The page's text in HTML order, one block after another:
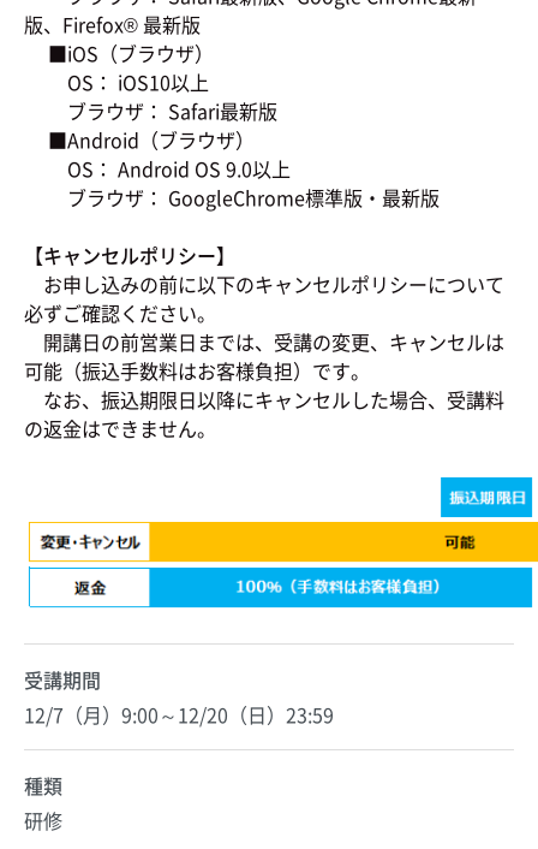
版、Firefox® 最新版
■iOS（ブラウザ）
OS： iOS10以上
ブラウザ： Safari最新版
■Android（ブラウザ）
OS： Android OS 9.0以上
ブラウザ： GoogleChrome標準版・最新版
【キャンセルポリシー】
お申し込みの前に以下のキャンセルポリシーについて
必ずご確認ください。
開講日の前営業日までは、受講の変更、キャンセルは
可能（振込手数料はお客様負担）です。
なお、振込期限日以降にキャンセルした場合、受講料
の返金はできません。
受講期間
12/7（月）9:00～12/20（日）23:59
種類
研修